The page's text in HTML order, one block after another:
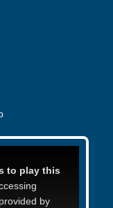
to play this
by